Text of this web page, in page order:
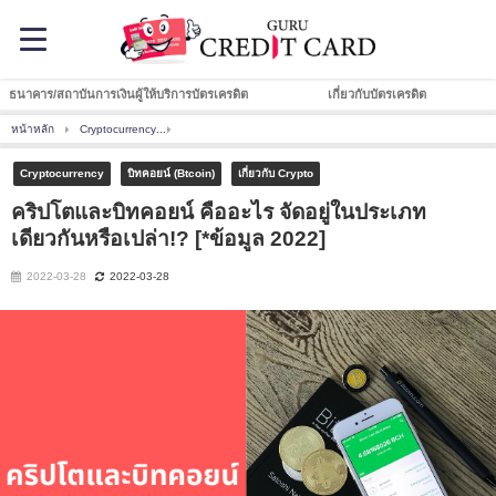
ธนาคาร/สถาบันการเงินผู้ให้บริการบัตรเครดิต เกี่ยวกับบัตรเครดิต
หน้าหลัก Cryptocurrency
Cryptocurrency บิทคอยน์ (Btcoin) เกี่ยวกับ Crypto
คริปโตและบิทคอยน์ คืออะไร จัดอยู่ในประเภท
เดียวกันหรือเปล่า!? [*ข้อมูล 2022]
2022-03-28 2022-03-28